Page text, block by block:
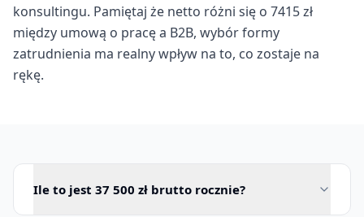
konsultingu. Pamiętaj że netto różni się o 7415 zł
między umową o pracę a B2B, wybór formy
zatrudnienia ma realny wpływ na to, co zostaje na
rękę.
Ile to jest 37 500 zł brutto rocznie?